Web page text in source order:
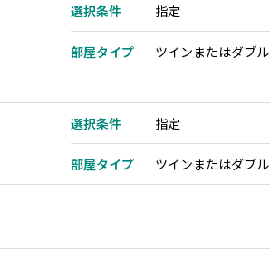
選択条件 指定
部屋タイプ ツインまたはダブル
選択条件 指定
部屋タイプ ツインまたはダブル